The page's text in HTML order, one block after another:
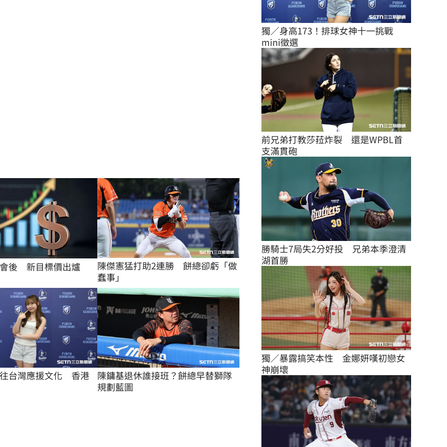
後 新目標價出爐
陳傑憲猛打助2連勝　餅總卻虧「做
蠢事」
台灣應援文化　香港
陳鏞基退休誰接班？餅總早替獅隊
規劃藍圖
獨／身高173！排球女神十一挑戰
mini徵選
前兄弟打教莎菈炸裂　還是WPBL首
支滿貫砲
勝騎士7局失2分好投　兄弟本季澄清
湖首勝
獨／暴露搞笑本性　金娜妍嘆初戀女
神崩壞